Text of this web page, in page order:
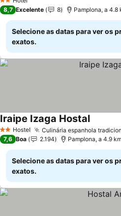
2 Estrelas
8,7 Excelente 8 Pamplona, a 4.8
Selecione as datas para ver os
exatos.
2 Estrelas
Hostel Culinária espanhola
Iraipe Izaga HostalVer
7,6 Boa 2.194 Pamplona, a 4.9
Selecione as datas para ver os
exatos.